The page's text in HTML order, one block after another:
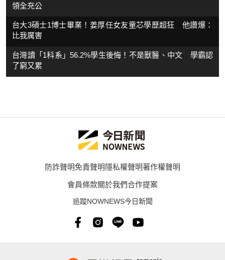
領全充公
台大3碩士1博士畢業！姜厚任女友童芯學歷超狂 他讚爆：
比我厲害
台灣讀「1科系」56.2%學生後悔！不是獸醫、中文 學霸認
了窮又累
防詐聲明免責聲明隱私權聲明著作權聲明
會員條款關於我們合作提案
追蹤NOWNEWS今日新聞